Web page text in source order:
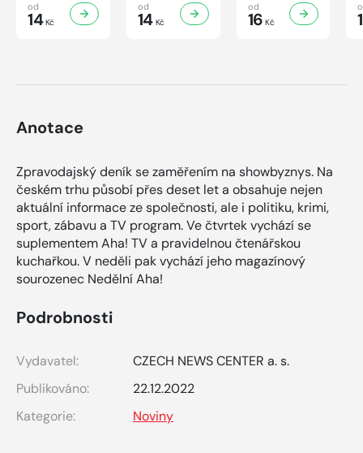
od
14Kč
od
14Kč
od
16 Kč
Anotace
Zpravodajský deník se zaměřením na showbyznys. Na
českém trhu působí přes deset let a obsahuje nejen
aktuální informace ze společnosti, ale i politiku, krimi,
sport, zábavu a TV program. Ve čtvrtek vychází se
suplementem Aha! TV a pravidelnou čtenářskou
kuchařkou. V neděli pak vychází jeho magazínový
sourozenec Nedělní Aha!
Podrobnosti
Vydavatel:
CZECH NEWS CENTER a. s.
Publikováno:
22.12.2022
Kategorie:
Noviny